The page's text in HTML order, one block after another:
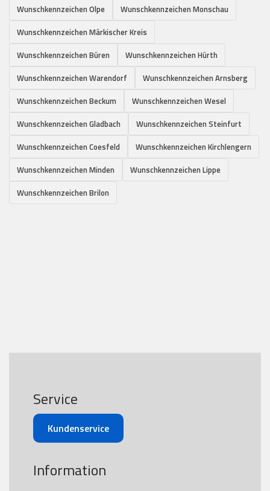
Wunschkennzeichen Olpe
Wunschkennzeichen Monschau
Wunschkennzeichen Märkischer Kreis
Wunschkennzeichen Büren
Wunschkennzeichen Hürth
Wunschkennzeichen Warendorf
Wunschkennzeichen Arnsberg
Wunschkennzeichen Beckum
Wunschkennzeichen Wesel
Wunschkennzeichen Gladbach
Wunschkennzeichen Steinfurt
Wunschkennzeichen Coesfeld
Wunschkennzeichen Kirchlengern
Wunschkennzeichen Minden
Wunschkennzeichen Lippe
Wunschkennzeichen Brilon
Service
Kundenservice
Information